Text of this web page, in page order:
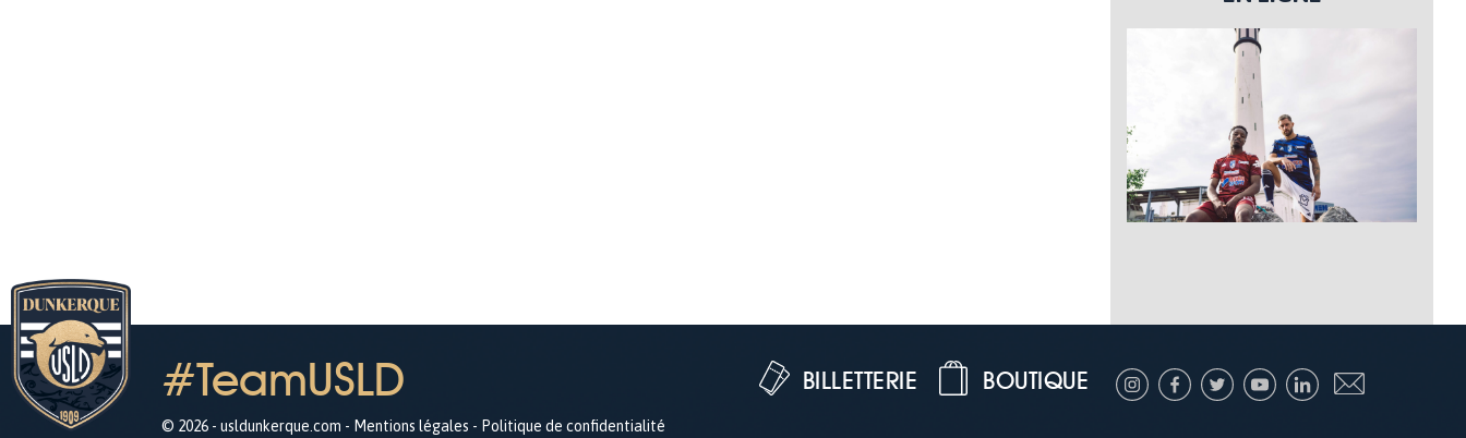
#TeamUSLD
© 2026 - usldunkerque.com - Mentions légales - Politique de confidentialité
BOUTIQUE
BILLETTERIE